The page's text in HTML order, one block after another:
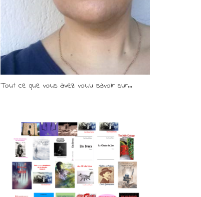
Tout ce que vous avez voulu savoir sur...